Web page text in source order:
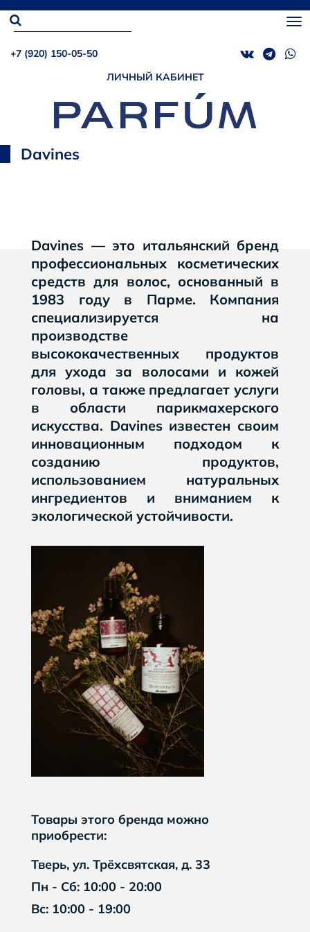
+7 (920) 150-05-50
ЛИЧНЫЙ КАБИНЕТ
Davines
Davines — это итальянский бренд
профессиональных косметических
средств для волос, основанный в
1983 году в Парме. Компания
специализируется на
производстве
высококачественных продуктов
для ухода за волосами и кожей
головы, а также предлагает услуги
в области парикмахерского
искусства. Davines известен своим
инновационным подходом к
созданию продуктов,
использованием натуральных
ингредиентов и вниманием к
экологической устойчивости.
Товары этого бренда можно
приобрести:
Тверь, ул. Трёхсвятская, д. 33
Пн - Сб: 10:00 - 20:00
Вс: 10:00 - 19:00